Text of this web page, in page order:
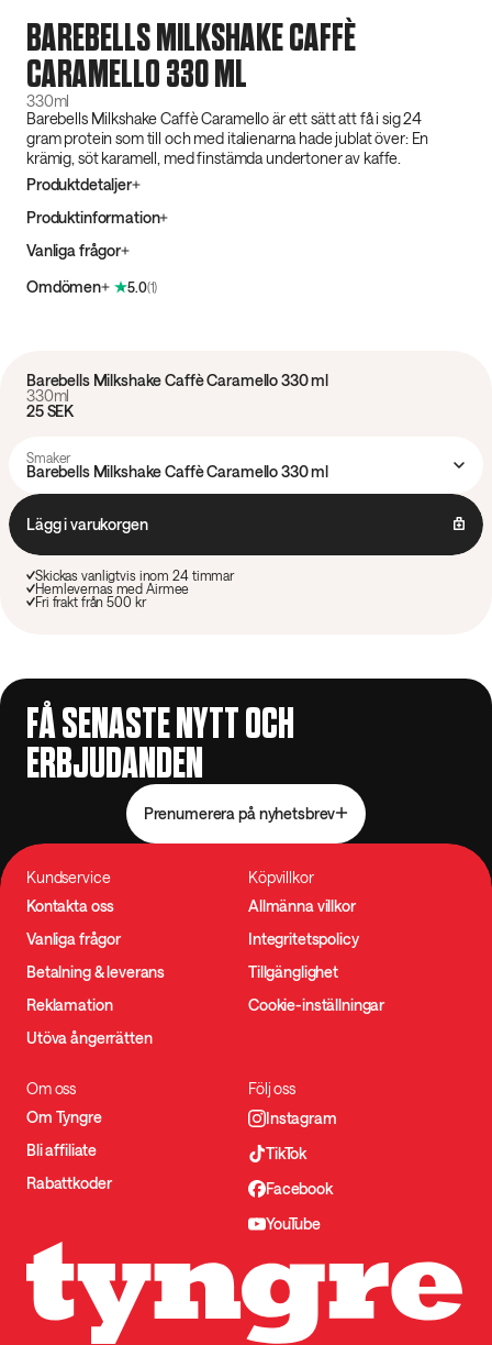
BAREBELLS MILKSHAKE CAFFÈ
CARAMELLO 330 ML
330ml
Barebells Milkshake Caffè Caramello är ett sätt att få i sig 24
gram protein som till och med italienarna hade jublat över: En
krämig, söt karamell, med finstämda undertoner av kaffe.
Produktdetaljer
Produktinformation
Vanliga frågor
Omdömen
5.0(1)
Barebells Milkshake Caffè Caramello 330 ml
330ml
25 SEK
Smaker
Barebells Milkshake Caffè Caramello 330 ml
Lägg i varukorgen
Skickas vanligtvis inom 24 timmar
Hemlevernas med Airmee
Fri frakt från 500 kr
FÅ SENASTE NYTT OCH
ERBJUDANDEN
Prenumerera på nyhetsbrev
Kundservice
Kontakta oss
Vanliga frågor
Betalning & leverans
Reklamation
Utöva ångerrätten
Köpvillkor
Allmänna villkor
Integritetspolicy
Tillgänglighet
Cookie-inställningar
Om oss
Om Tyngre
Bli affiliate
Rabattkoder
Följ oss
Instagram
TikTok
Facebook
YouTube